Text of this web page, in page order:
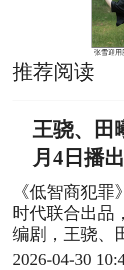
张雪迎用
推荐阅读
王骁、田
月4日播出
《低智商犯
时代联合出品
编剧，王骁、
2026-04-30